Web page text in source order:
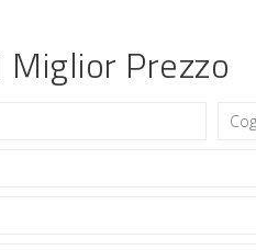
Miglior Prezzo